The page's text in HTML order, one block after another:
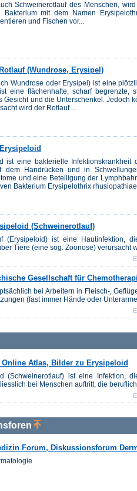
Schweinerotlauf des Menschen,
Bakterium mit dem Namen
und Fischen vor...
(Wundrose, Erysipel)
Wundrose oder Erysipel) ist eine
eine flächenhafte, scharf begrenzte,
Gesicht und die Unterschenkel. Jedoch
wird der Rotlauf ...
ist eine bakterielle
dem Handrücken und in
und eine Beteiligung der
Bakterium Erysipelothrix rhusiopathiae,
(Schweinerotlauf)
(Erysipeloid) ist eine Hautinfektion,
Tiere (eine sog. Zoonose) verursacht
Gesellschaft für
bei Arbeitern in Fleisch-,
(fast immer Hände oder
Online Atlas, Bilder zu Erysipeloid
(Schweinerotlauf) ist eine Infektion,
bei Menschen auftritt, die
Forum, Diskussionsforum